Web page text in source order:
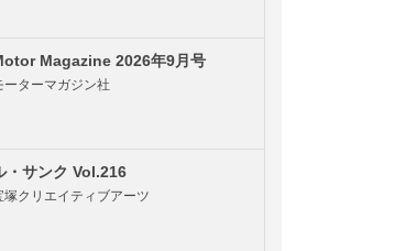
Magazine 2026年9月号
ーターマガジン社
・サンク Vol.216
塚クリエイティブアーツ